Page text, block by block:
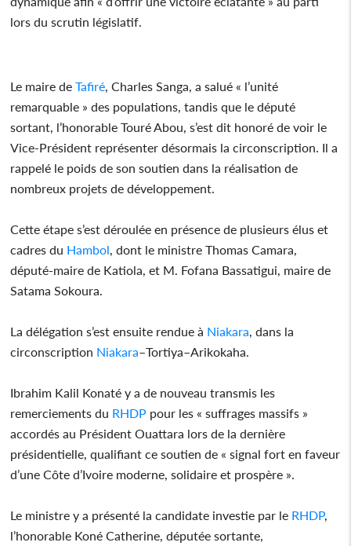
lors du scrutin législatif.
Le maire de Tafiré, Charles Sanga, a salué « l’unité
remarquable » des populations, tandis que le député
sortant, l’honorable Touré Abou, s’est dit honoré de voir le
Vice-Président représenter désormais la circonscription. Il a
rappelé le poids de son soutien dans la réalisation de
nombreux projets de développement.
Cette étape s’est déroulée en présence de plusieurs élus et
cadres du Hambol, dont le ministre Thomas Camara,
député-maire de Katiola, et M. Fofana Bassatigui, maire de
Satama Sokoura.
La délégation s’est ensuite rendue à Niakara, dans la
circonscription Niakara–Tortiya–Arikokaha.
Ibrahim Kalil Konaté y a de nouveau transmis les
remerciements du RHDP pour les « suffrages massifs »
accordés au Président Ouattara lors de la dernière
présidentielle, qualifiant ce soutien de « signal fort en faveur
d’une Côte d’Ivoire moderne, solidaire et prospère ».
Le ministre y a présenté la candidate investie par le RHDP,
l’honorable Koné Catherine, députée sortante,